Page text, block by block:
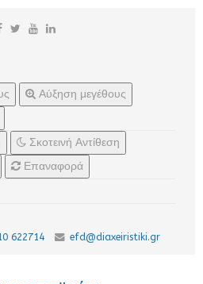
Αύξηση μεγέθους
Σκοτεινή Αντίθεση
Επαναφορά
622714 efd@diaxeiristiki.gr